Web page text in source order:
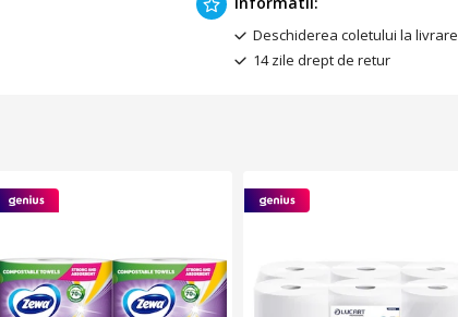
Deschiderea coletului la livrare
14 zile drept de retur